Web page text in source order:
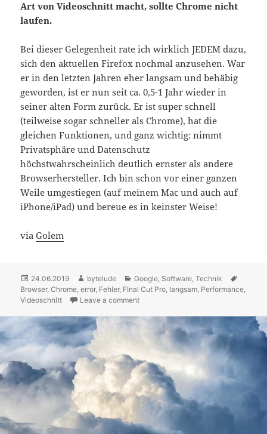
Art von Videoschnitt macht, sollte Chrome nicht
laufen.
Bei dieser Gelegenheit rate ich wirklich JEDEM dazu,
sich den aktuellen Firefox nochmal anzusehen. War
er in den letzten Jahren eher langsam und behäbig
geworden, ist er nun seit ca. 0,5-1 Jahr wieder in
seiner alten Form zurück. Er ist super schnell
(teilweise sogar schneller als Chrome), hat die
gleichen Funktionen, und ganz wichtig: nimmt
Privatsphäre und Datenschutz
höchstwahrscheinlich deutlich ernster als andere
Browserhersteller. Ich bin schon vor einer ganzen
Weile umgestiegen (auf meinem Mac und auch auf
iPhone/iPad) und bereue es in keinster Weise!
viaGolem
Posted
on
24.06.2019 Author
bytelude Categories
Google Software ,Technik
Browser,Chrome ,error, Fehler, FInal Cut Pro langsam Performance
Videoschnitt
Leave a comment